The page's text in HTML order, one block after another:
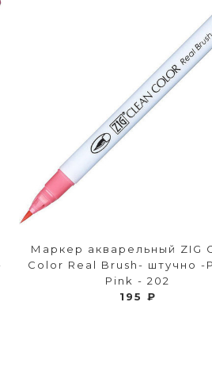
Маркер акварельный ZIG
Color Real Brush- штучно -
Pink - 202
195 ₽